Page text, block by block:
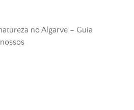
no Algarve – Guia